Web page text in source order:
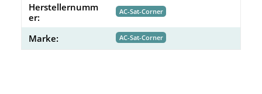
Herstellernumm
er:
AC-Sat-Corner
Marke: AC-Sat-Corner